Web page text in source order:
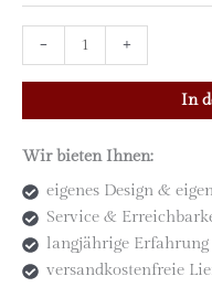
-
Ankerkette
aus
Gelbgold
mm)
|
Längen
38
+
In
Wir bieten Ihnen:
eigenes Design &
Service &
langjährige
versandkostenfreie